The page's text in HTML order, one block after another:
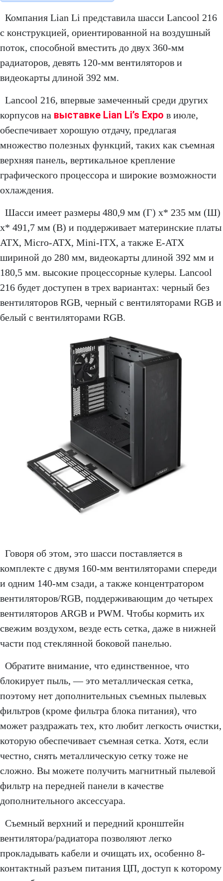
Компания Lian Li представила шасси Lancool 216
с конструкцией, ориентированной на воздушный
поток, способной вместить до двух 360-мм
радиаторов, девять 120-мм вентиляторов и
видеокарты длиной 392 мм.
Lancool 216, впервые замеченный среди других
корпусов на выставке Lian Li’s Expo в июле,
обеспечивает хорошую отдачу, предлагая
множество полезных функций, таких как съемная
верхняя панель, вертикальное крепление
графического процессора и широкие возможности
охлаждения.
Шасси имеет размеры 480,9 мм (Г) x* 235 мм (Ш)
x* 491,7 мм (В) и поддерживает материнские платы
ATX, Micro-ATX, Mini-ITX, а также E-ATX
шириной до 280 мм, видеокарты длиной 392 мм и
180,5 мм. высокие процессорные кулеры. Lancool
216 будет доступен в трех вариантах: черный без
вентиляторов RGB, черный с вентиляторами RGB и
белый с вентиляторами RGB.
Говоря об этом, это шасси поставляется в
комплекте с двумя 160-мм вентиляторами спереди
и одним 140-мм сзади, а также концентратором
вентиляторов/RGB, поддерживающим до четырех
вентиляторов ARGB и PWM. Чтобы кормить их
свежим воздухом, везде есть сетка, даже в нижней
части под стеклянной боковой панелью.
Обратите внимание, что единственное, что
блокирует пыль, — это металлическая сетка,
поэтому нет дополнительных съемных пылевых
фильтров (кроме фильтра блока питания), что
может раздражать тех, кто любит легкость очистки,
которую обеспечивает съемная сетка. Хотя, если
честно, снять металлическую сетку тоже не
сложно. Вы можете получить магнитный пылевой
фильтр на передней панели в качестве
дополнительного аксессуара.
Съемный верхний и передний кронштейн
вентилятора/радиатора позволяют легко
прокладывать кабели и очищать их, особенно 8-
контактный разъем питания ЦП, доступ к которому